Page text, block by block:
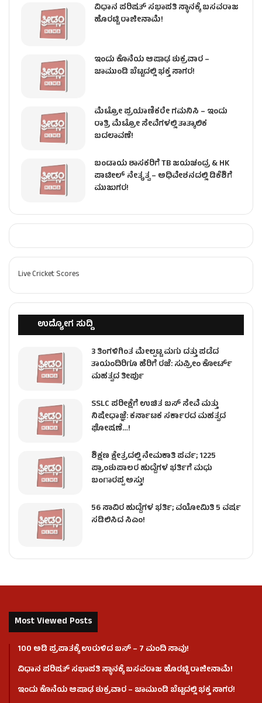
ವಿಧಾನ ಪರಿಷತ್ ಸಭಾಪತಿ ಸ್ಥಾನಕ್ಕೆ ಬಸವರಾಜ
ಹೊರಟ್ಟಿ ರಾಜೀನಾಮೆ!
ಇಂದು ಕೊನೆಯ ಆಷಾಢ ಶುಕ್ರವಾರ –
ಚಾಮುಂಡಿ ಬೆಟ್ಟದಲ್ಲಿ ಭಕ್ತ ಸಾಗರ!
ಮೆಟ್ರೋ ಪ್ರಯಾಣಿಕರೇ ಗಮನಿಸಿ – ಇಂದು
ರಾತ್ರಿ ಮೆಟ್ರೋ ಸೇವೆಗಳಲ್ಲಿ ತಾತ್ಕಾಲಿಕ
ಬದಲಾವಣೆ!
ಬಂಡಾಯ ಶಾಸಕರಿಗೆ TB ಜಯಚಂದ್ರ & HK
ಪಾಟೀಲ್ ನೇತೃತ್ವ – ಅಧಿವೇಶನದಲ್ಲಿ ಡಿಕೆಶಿಗೆ
ಮುಜುಗರ!
Live Cricket Scores
ಉದ್ಯೋಗ ಸುದ್ದಿ
3 ತಿಂಗಳಿಗಿಂತ ಮೇಲ್ಪಟ್ಟ ಮಗು ದತ್ತು ಪಡೆದ
ತಾಯಂದಿರಿಗೂ ಹೆರಿಗೆ ರಜೆ: ಸುಪ್ರೀಂ ಕೋರ್ಟ್
ಮಹತ್ವದ ತೀರ್ಪು
SSLC ಪರೀಕ್ಷೆಗೆ ಉಚಿತ ಬಸ್ ಸೇವೆ ಮತ್ತು
ನಿಷೇಧಾಜ್ಞೆ: ಕರ್ನಾಟಕ ಸರ್ಕಾರದ ಮಹತ್ವದ
ಘೋಷಣೆ…!
ಶಿಕ್ಷಣ ಕ್ಷೇತ್ರದಲ್ಲಿ ನೇಮಕಾತಿ ಪರ್ವ; 1225
ಪ್ರಾಂಶುಪಾಲರ ಹುದ್ದೆಗಳ ಭರ್ತಿಗೆ ಮಧು
ಬಂಗಾರಪ್ಪ ಅಸ್ತು!
56 ಸಾವಿರ ಹುದ್ದೆಗಳ ಭರ್ತಿ; ವಯೋಮಿತಿ 5 ವರ್ಷ
ಸಡಿಲಿಸಿದ ಸಿಎಂ!
Most Viewed Posts
100 ಅಡಿ ಪ್ರಪಾತಕ್ಕೆ ಉರುಳಿದ ಬಸ್‌ – 7 ಮಂದಿ ಸಾವು!
ವಿಧಾನ ಪರಿಷತ್ ಸಭಾಪತಿ ಸ್ಥಾನಕ್ಕೆ ಬಸವರಾಜ ಹೊರಟ್ಟಿ ರಾಜೀನಾಮೆ!
ಇಂದು ಕೊನೆಯ ಆಷಾಢ ಶುಕ್ರವಾರ – ಚಾಮುಂಡಿ ಬೆಟ್ಟದಲ್ಲಿ ಭಕ್ತ ಸಾಗರ!